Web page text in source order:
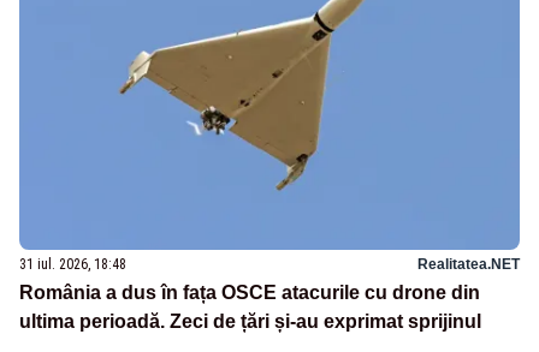
31 iul. 2026, 18:48 Realitatea.NET
România a dus în fața OSCE atacurile cu drone din
ultima perioadă. Zeci de țări și-au exprimat sprijinul